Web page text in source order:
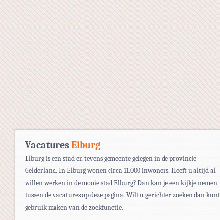
VacaturesElburg
Elburg is een stad en tevens gemeente gelegen in de provincie
Gelderland. In Elburg wonen circa 11.000 inwoners. Heeft u altijd al
willen werken in de mooie stad Elburg? Dan kan je een kijkje nemen
tussen de vacatures op deze pagina. Wilt u gerichter zoeken dan
gebruik maken van de zoekfunctie.